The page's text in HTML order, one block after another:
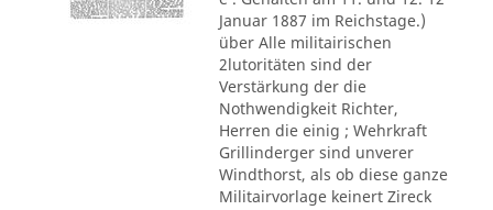
Januar 1887 im Reichstage.)
über Alle militairischen
2lutoritäten sind der
Verstärkung der die
Nothwendigkeit Richter,
Herren die einig ; Wehrkraft
Grillinderger sind unverer
Windthorst, als ob diese ganze
Militairvorlage keinert Zireck